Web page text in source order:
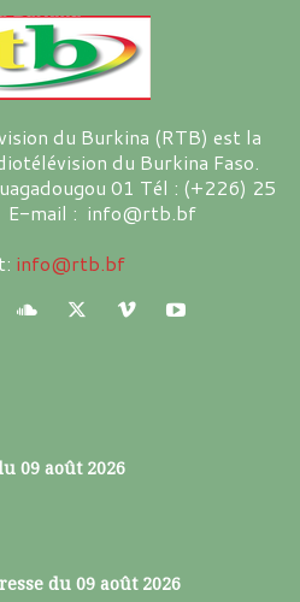
du Burkina (RTB) est la
du Burkina Faso.
01 Tél : (+226) 25
mail : info@rtb.bf
info@rtb.bf
09 août 2026
du 09 août 2026